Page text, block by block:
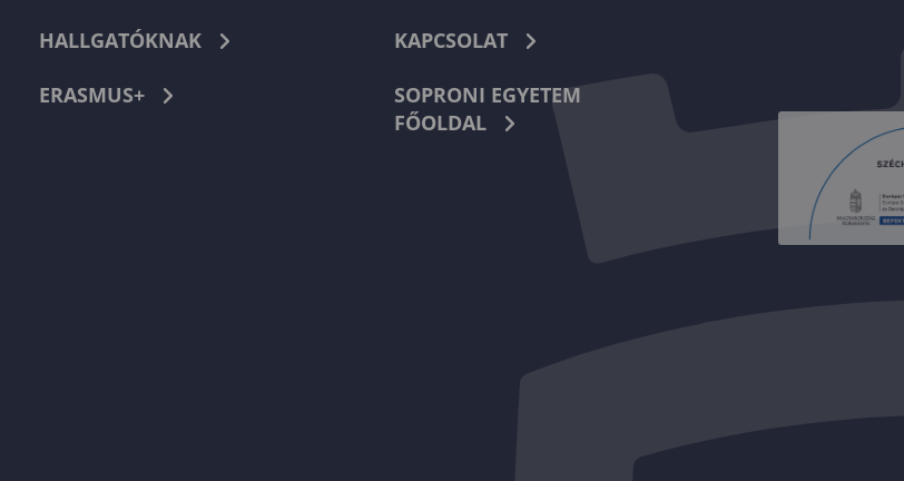
HALLGATÓKNAK
ERASMUS+
KAPCSOLAT
SOPRONI EGYETEM
FŐOLDAL